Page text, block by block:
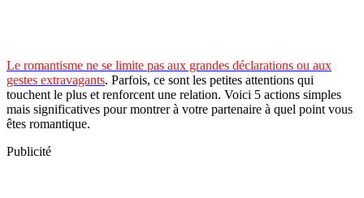
Le romantisme ne se limite pas aux grandes déclarations ou aux
gestes extravagants. Parfois, ce sont les petites attentions qui
touchent le plus et renforcent une relation. Voici 5 actions simples
mais significatives pour montrer à votre partenaire à quel point vous
êtes romantique.
Publicité